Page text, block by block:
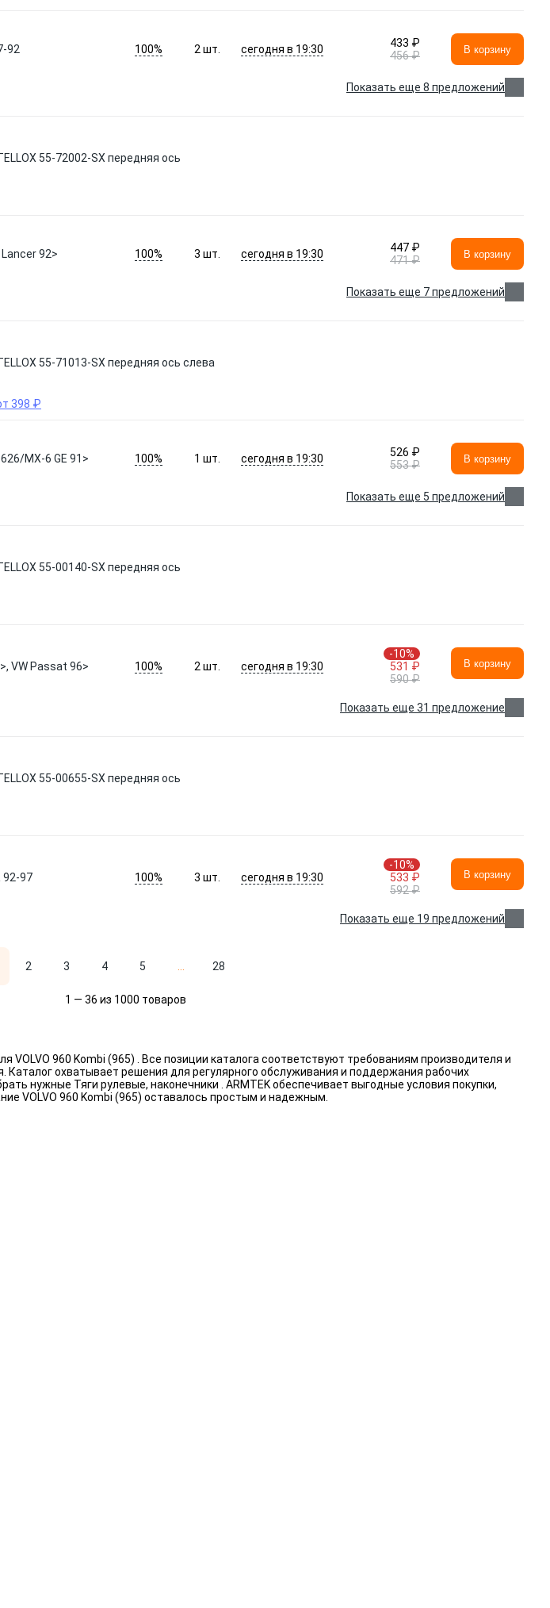
92
100% 2 шт. сегодня в 19:30
433 ₽
456 ₽
В корзину
Показать еще 8 предложений
55-72002-SX передняя ось
92>
100% 3 шт. сегодня в 19:30
447 ₽
471 ₽
В корзину
Показать еще 7 предложений
55-71013-SX передняя ось слева
398 ₽
MX-6 GE 91>
100% 1 шт. сегодня в 19:30
526 ₽
553 ₽
В корзину
Показать еще 5 предложений
55-00140-SX передняя ось
VW Passat 96>
100% 2 шт. сегодня в 19:30
-10%
531 ₽
590 ₽
В корзину
Показать еще 31 предложение
55-00655-SX передняя ось
92-97
100% 3 шт. сегодня в 19:30
-10%
533 ₽
592 ₽
В корзину
Показать еще 19 предложений
2 3 4 5 28
1 — 36 из 1000 товаров
960 Kombi (965) . Все позиции каталога соответствуют требованиям производителя и
охватывает решения для регулярного обслуживания и поддержания рабочих
нужные Тяги рулевые, наконечники . ARMTEK обеспечивает выгодные условия покупки,
VOLVO 960 Kombi (965) оставалось простым и надежным.